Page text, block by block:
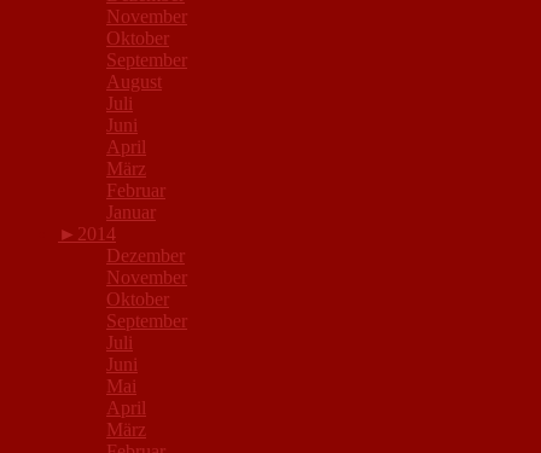
November
Oktober
September
August
Juli
Juni
April
März
Februar
Januar
► 2014
Dezember
November
Oktober
September
Juli
Juni
Mai
April
März